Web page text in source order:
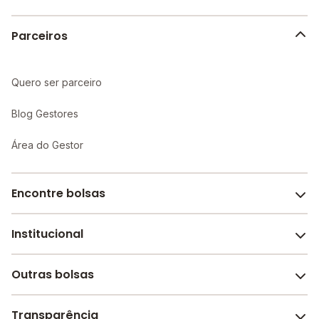
Parceiros
Quero ser parceiro
Blog Gestores
Área do Gestor
Encontre bolsas
Melhores escolas de São Paulo
Escolas por cidade e bairro
Institucional
Sobre o Melhor Escola
Revista Melhor Escola
Outras bolsas
Transparência